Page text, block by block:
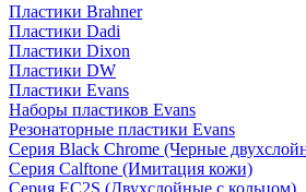
Пластики Brahner
Пластики Dadi
Пластики Dixon
Пластики DW
Пластики Evans
Наборы пластиков Evans
Резонаторные пластики Evans
Серия Black Chrome (Черные
Серия Calftone (Имитация кожи)
Серия EC2S (Двухслойные с кольцом)